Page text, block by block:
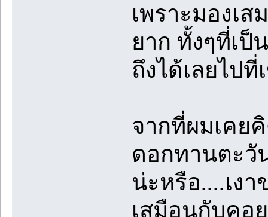
เพราะมองเ
ยาก ทั้งๆที่เ
ถึงได้เลยไป
จากที่ผมเคย
ดอกทานตะวั
น่ะหรือ....เง
เสมือนกับคอ